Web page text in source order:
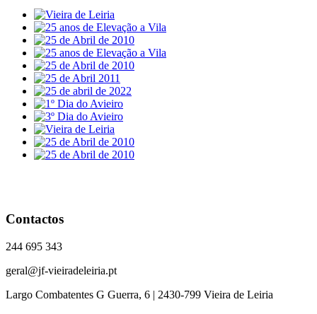
Contactos
244 695 343
geral@jf-vieiradeleiria.pt
Largo Combatentes G Guerra, 6 | 2430-799 Vieira de Leiria